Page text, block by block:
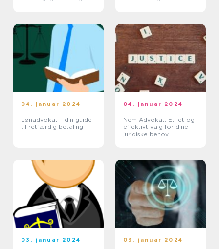
04. januar 2024
Lønadvokat – din guide
til retfærdig betaling
04. januar 2024
Nem Advokat: Et let og
effektivt valg for dine
juridiske behov
03. januar 2024 03. januar 2024